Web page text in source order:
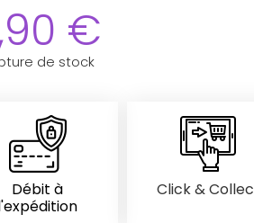
€
de stock
Débit à
Click &